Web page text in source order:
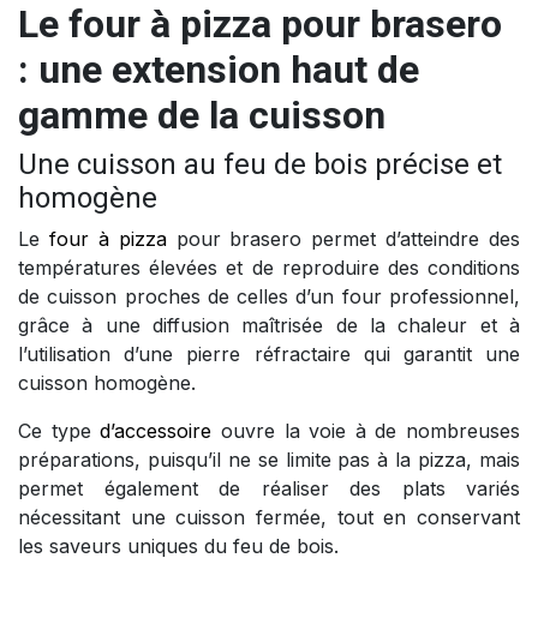
Le four à pizza pour brasero
: une extension haut de
gamme de la cuisson
Une cuisson au feu de bois précise et
homogène
Le four à pizzapour brasero permet d’atteindre des
températures élevées et de reproduire des conditions
de cuisson proches de celles d’un four professionnel,
grâce à une diffusion maîtrisée de la chaleur et à
l’utilisation d’une pierre réfractaire qui garantit une
cuisson homogène.
Ce typed’accessoire ouvre la voie à de nombreuses
préparations, puisqu’il ne se limite pas à la pizza, mais
permet également de réaliser des plats variés
nécessitant une cuisson fermée, tout en conservant
les saveurs uniques du feu de bois.